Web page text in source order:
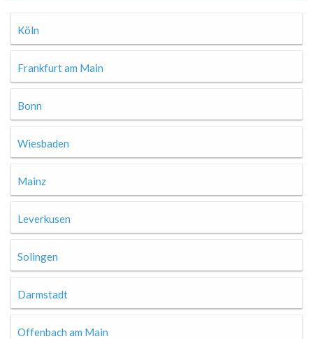
Köln
Frankfurt am Main
Bonn
Wiesbaden
Mainz
Leverkusen
Solingen
Darmstadt
Offenbach am Main